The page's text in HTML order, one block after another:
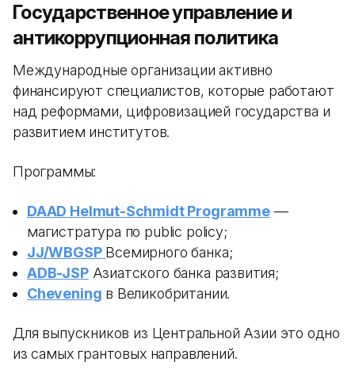
Государственное управление и
антикоррупционная политика
Международные организации активно
финансируют специалистов, которые работают
над реформами, цифровизацией государства и
развитием институтов.
Программы:
DAAD Helmut-Schmidt Programme—
магистратура по public policy;
JJ/WBGSP Всемирного банка;
ADB-JSPАзиатского банка развития;
Chevening в Великобритании.
Для выпускников из Центральной Азии это одно
из самых грантовых направлений.